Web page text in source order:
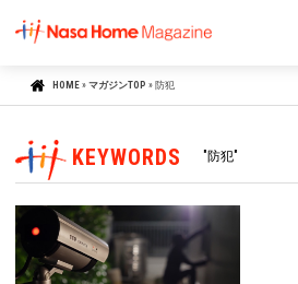
HOME » マガジンTOP » 防犯
KEYWORDS "防犯"